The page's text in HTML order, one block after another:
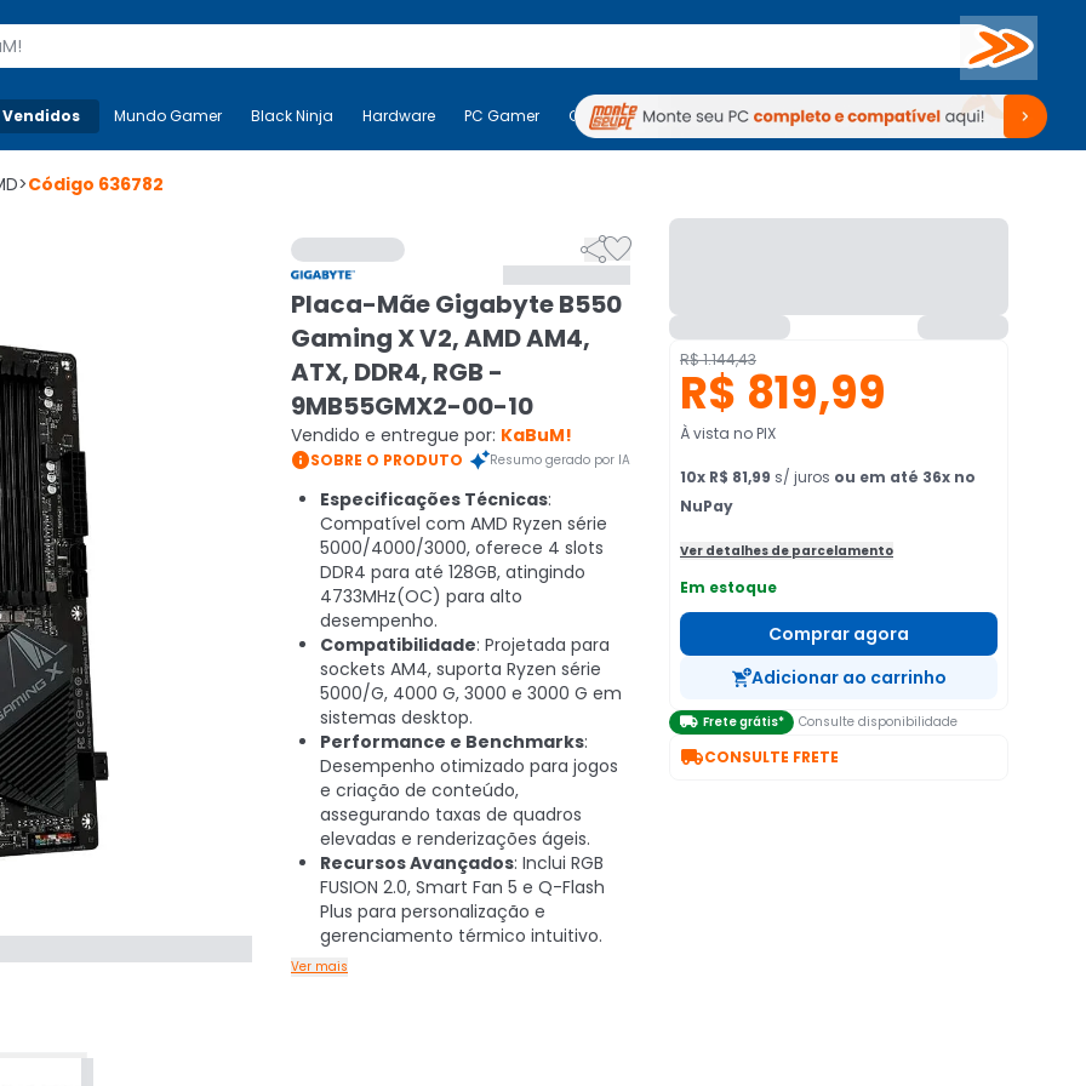
Buscar
Mais-v- Mundo Gamer Black Ninja Hardware PC Gamer Computadores Periféricos TV Venda no KaBuM!
Mundo Gamer Black Ninja Hardware PC Gamer Computadores Periféricos TV Venda no KaBuM!
>Código 636782

Placa-Mãe Gigabyte B550
Gaming X V2, AMD AM4,
ATX, DDR4, RGB -
9MB55GMX2-00-10
Vendido e entregue por: KaBuM!
SOBRE O PRODUTO Resumo gerado por IA
Especificações Técnicas:
Compatível com AMD Ryzen série
5000/4000/3000, oferece 4 slots
DDR4 para até 128GB, atingindo
4733MHz(OC) para alto
desempenho.
Compatibilidade: Projetada para
sockets AM4, suporta Ryzen série
5000/G, 4000 G, 3000 e 3000 G em
sistemas desktop.
Performance e Benchmarks:
Desempenho otimizado para jogos
e criação de conteúdo,
assegurando taxas de quadros
elevadas e renderizações ágeis.
Recursos Avançados: Inclui RGB
FUSION 2.0, Smart Fan 5 e Q-Flash
Plus para personalização e
gerenciamento térmico intuitivo.
Ver mais
R$ 1.144,43
R$ 819,99
À vista no PIX
10x R$ 81,99 s/ juros ou em até 36x no
NuPay
Ver detalhes de parcelamento
Em estoque
Comprar agora
Adicionar ao carrinho
 Frete grátis* Consulte disponibilidade
CONSULTE FRETE